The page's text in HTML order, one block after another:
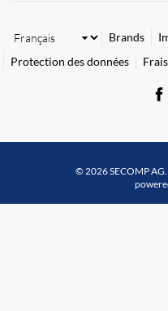
Brands
Protection des données
© 2026 SECOMP